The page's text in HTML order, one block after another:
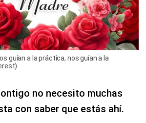
guían a la práctica, nos guían a la
no necesito muchas
con saber que estás ahí.